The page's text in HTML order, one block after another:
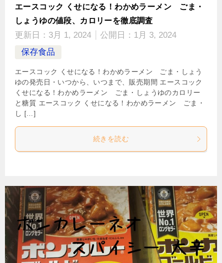
エースコック くせになる！わかめラーメン ごま・
しょうゆの値段、カロリーを徹底調査
更新日： 3月 1, 2024 公開日： 1月 3, 2024
保存食品
エースコック くせになる！わかめラーメン ごま・しょう
ゆの発売日・いつから、いつまで、販売期間 エースコック
くせになる！わかめラーメン ごま・しょうゆのカロリー
と糖質 エースコック くせになる！わかめラーメン ごま・
し […]
続きを読む